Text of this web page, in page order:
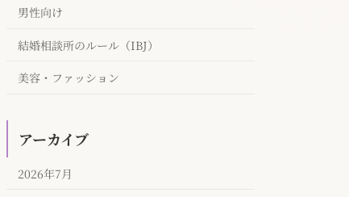
男性向け
結婚相談所のルール（IBJ）
美容・ファッション
アーカイブ
2026年7月